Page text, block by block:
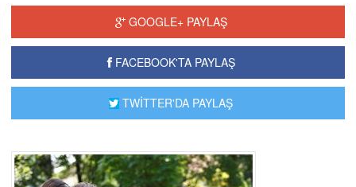
GOOGLE+ PAYLAŞ
FACEBOOK'TA PAYLAŞ
TWİTTER'DA PAYLAŞ